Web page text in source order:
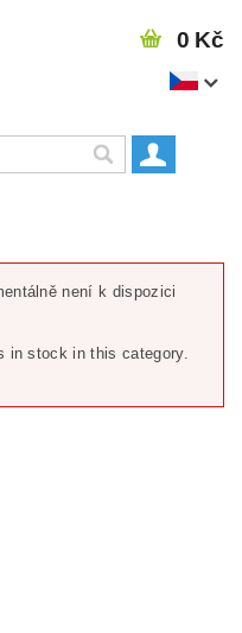
0 Kč
není k dispozici
in stock in this category.